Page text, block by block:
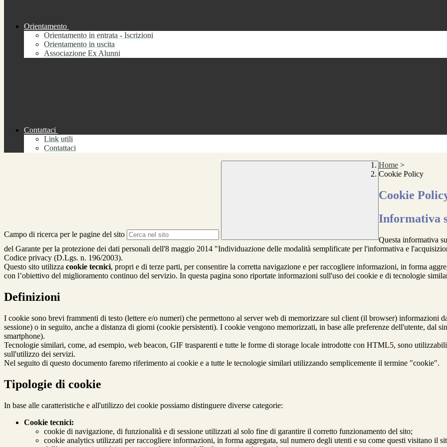
Orientamento
Orientamento in entrata - Iscrizioni
Orientamento in uscita
Associazione Ex Alunni
Contattaci
Link utili
Contattaci
Campo di ricerca per le pagine del sito
Home >
Cookie Policy
Cookie
Informativa
Questa informativa
del Garante per la protezione dei dati personali dell'8 maggio 2014 "Individuazione delle modalità semplificate per l'informativa e
Codice privacy (D.Lgs. n. 196/2003).
Questo sito utilizza cookie tecnici, propri e di terze parti, per consentire la corretta navigazione e per raccogliere informazioni, in forma
con l’obiettivo del miglioramento continuo del servizio. In questa pagina sono riportate informazioni sull'uso dei cookie e di tecnologie
Definizioni
I cookie sono brevi frammenti di testo (lettere e/o numeri) che permettono al server web di memorizzare sul client (il browser) informazioni
sessione) o in seguito, anche a distanza di giorni (cookie persistenti). I cookie vengono memorizzati, in base alle preferenze dell'utente, dal
smartphone).
Tecnologie similari, come, ad esempio, web beacon, GIF trasparenti e tutte le forme di storage locale introdotte con HTML5, sono
sull'utilizzo dei servizi.
Nel seguito di questo documento faremo riferimento ai cookie e a tutte le tecnologie similari utilizzando semplicemente il termine "cookie".
Tipologie di cookie
In base alle caratteristiche e all'utilizzo dei cookie possiamo distinguere diverse categorie:
Cookie tecnici:
cookie di navigazione, di funzionalità e di sessione utilizzati al solo fine di garantire il corretto funzionamento del sito;
cookie analytics utilizzati per raccogliere informazioni, in forma aggregata, sul numero degli utenti e su come questi visitano il